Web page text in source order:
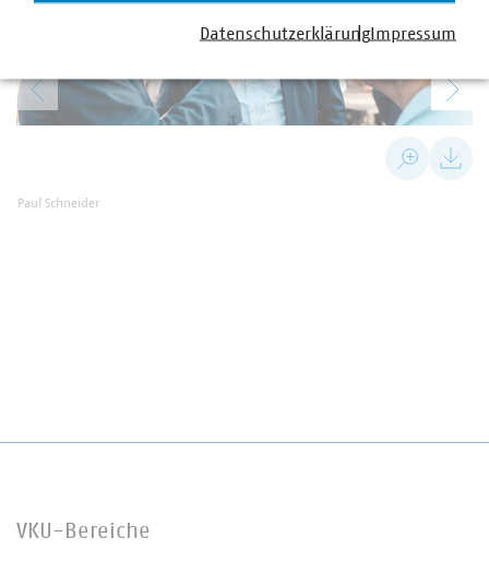
Paul Schneider
VKU-Bereiche
DatenschutzerklärungImpressum